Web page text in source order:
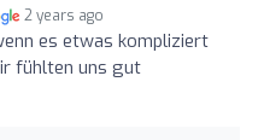
2 years ago
es etwas kompliziert
fühlten uns gut